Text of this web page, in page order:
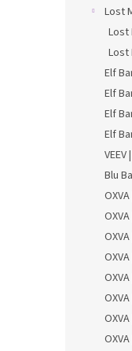
Lost
Lost
Lost
Elf
Elf
Elf
Elf
VEEV
Blu